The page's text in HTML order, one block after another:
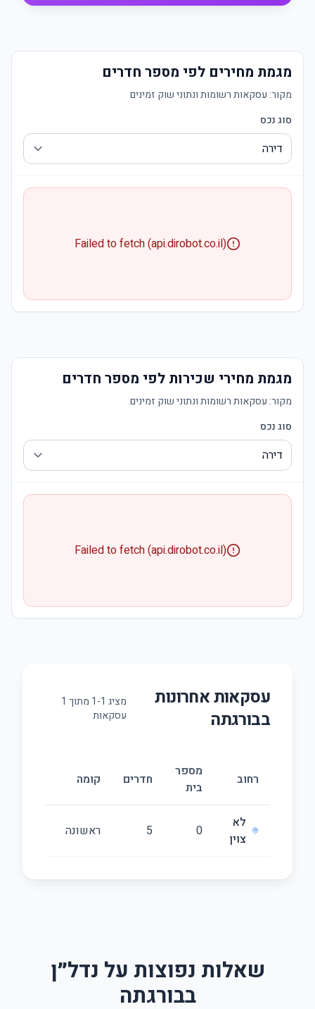
מגמת מחירים לפי מספר חדרים
מקור: עסקאות רשומות ונתוני שוק זמינים
סוג נכס
Failed to fetch (api.dirobot.co.il)
מגמת מחירי שכירות לפי מספר חדרים
מקור: עסקאות רשומות ונתוני שוק זמינים
סוג נכס
Failed to fetch (api.dirobot.co.il)
עסקאות אחרונות
בבורגתה
מציג 1-1 מתוך 1
עסקאות
רחוב
מספר
בית
חדרים קומה
לא
צוין
0
5 ראשונה
שאלות נפוצות על נדל״ן
בבורגתה